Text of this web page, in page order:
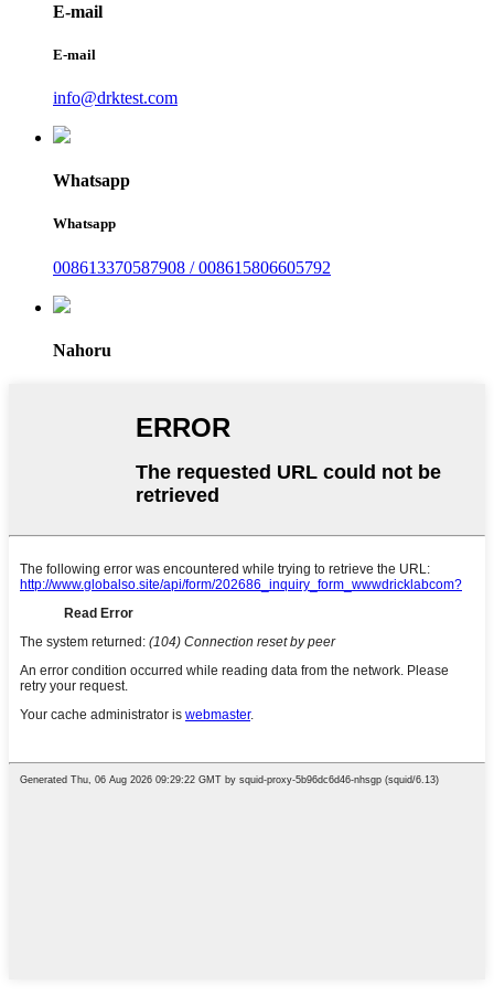
E-mail
E-mail
info@drktest.com
Whatsapp
Whatsapp
008613370587908 / 008615806605792
Nahoru